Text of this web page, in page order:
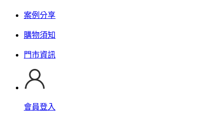
案例分享
購物須知
門市資訊
會員登入